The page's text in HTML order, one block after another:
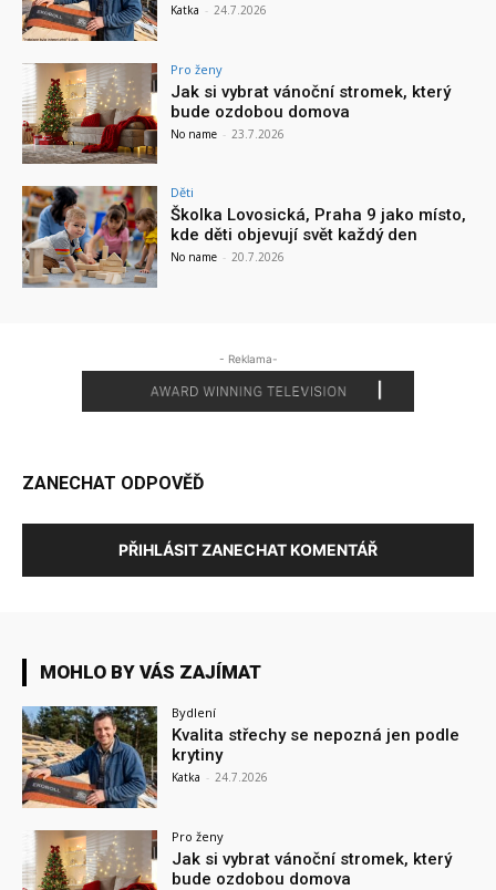
Katka - 24.7.2026
Pro ženy
Jak si vybrat vánoční stromek, který
bude ozdobou domova
No name - 23.7.2026
Děti
Školka Lovosická, Praha 9 jako místo,
kde děti objevují svět každý den
No name - 20.7.2026
- Reklama-
ZANECHAT ODPOVĚĎ
PŘIHLÁSIT ZANECHAT KOMENTÁŘ
MOHLO BY VÁS ZAJÍMAT
Bydlení
Kvalita střechy se nepozná jen podle
krytiny
Katka - 24.7.2026
Pro ženy
Jak si vybrat vánoční stromek, který
bude ozdobou domova